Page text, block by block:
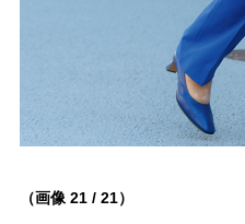
（画像 21 / 21）